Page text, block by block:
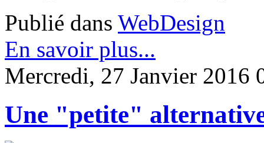
Publié dans WebDesign
En savoir plus...
Mercredi, 27 Janvier 2016
Une "petite"